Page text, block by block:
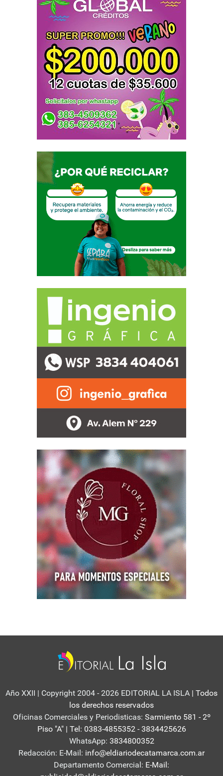
Año XXII | Copyright 2004 - 2026 EDITORIAL LA ISLA | Todos
los derechos reservados
Oficinas Comerciales y Periodisticas: Sarmiento 581 - 2º
Piso "A" | Tel: 0383-4855352 - 3834425626
WhatsApp: 3834800352
Redacción: E-Mail: info@eldiariodecatamarca.com.ar
Departamento Comercial: E-Mail: